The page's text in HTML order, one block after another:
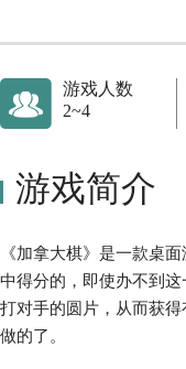
游戏人数
2~4
游戏简介
《加拿大棋》是一款桌
中得分的，即使办不到
打对手的圆片，从而获
做的了。